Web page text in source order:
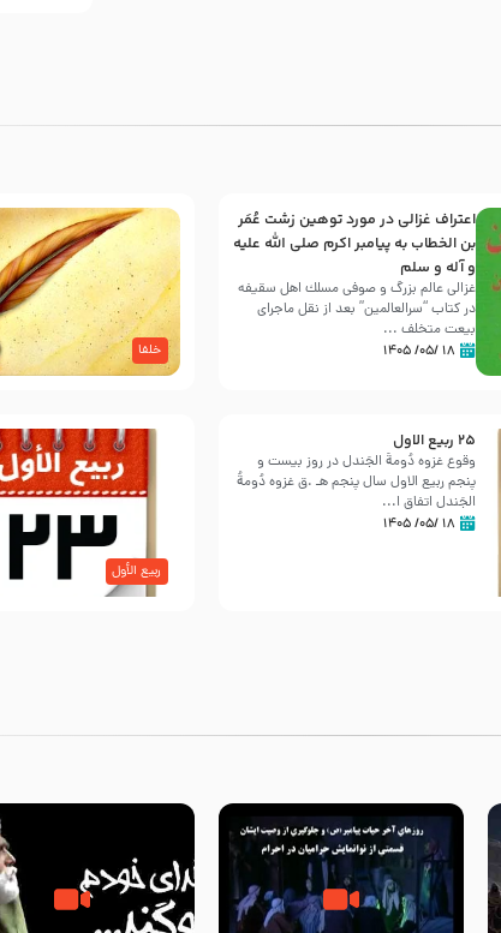
اعتراف غزالی در مورد توهین زشت عُمَر
بن الخطاب به پیامبر اکرم صلی الله علیه
و آله و سلم
غزالی عالم بزرگ و صوفی مسلك اهل سقيفه
در کتاب “سرالعالمین” بعد از نقل ماجرای
بیعت متخلف ...
۱۸ /۰۵/ ۱۴۰۵ خلفا
25 ربيع الاول
وقوع غزوه دُومةُ الجَندل در روز بیست و
پنجم ربیع الاول سال پنجم هـ .ق غزوه دُومةُ
الجَندل اتفاق ا...
۱۸ /۰۵/ ۱۴۰۵
ربیع الأول